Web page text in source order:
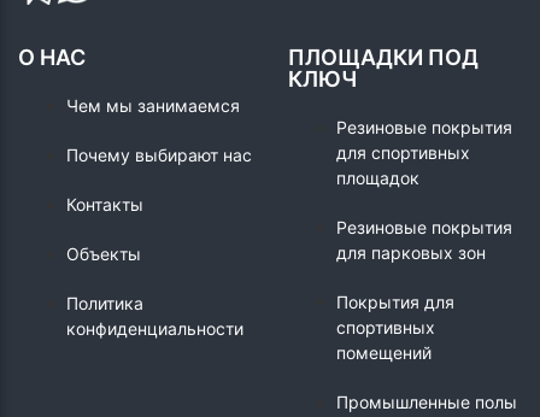
О НАС
Чем мы занимаемся
Почему выбирают нас
Контакты
Объекты
Политика
конфиденциальности
ПЛОЩАДКИ ПОД
КЛЮЧ
Резиновые покрытия
для спортивных
площадок
Резиновые покрытия
для парковых зон
Покрытия для
спортивных
помещений
Промышленные полы